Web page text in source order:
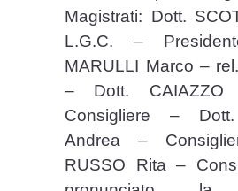
Magistrati: Dott.
L.G.C. –
MARULLI Marco –
– Dott. CAIAZZO
Consigliere –
Andrea –
RUSSO Rita –